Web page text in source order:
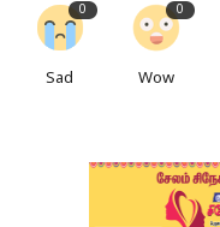
0
Sad
0
Wow